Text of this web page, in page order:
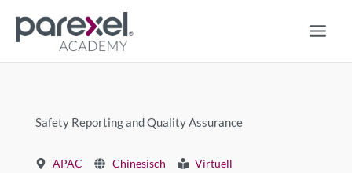
Inhalt
springen
Safety Reporting and Quality Assurance
APAC Chinesisch Virtuell